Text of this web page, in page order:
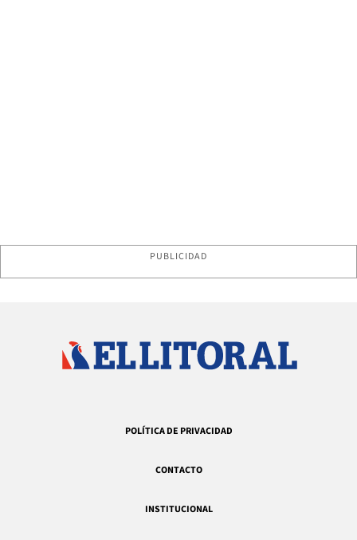
PUBLICIDAD
POLÍTICA DE PRIVACIDAD
CONTACTO
INSTITUCIONAL